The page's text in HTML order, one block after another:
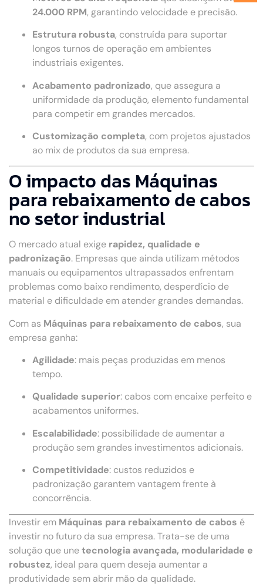
24.000 RPM, garantindo velocidade e precisão.
Estrutura robusta, construída para suportar
longos turnos de operação em ambientes
industriais exigentes.
Acabamento padronizado, que assegura a
uniformidade da produção, elemento fundamental
para competir em grandes mercados.
Customização completa, com projetos ajustados
ao mix de produtos da sua empresa.
O impacto das Máquinas
para rebaixamento de cabos
no setor industrial
O mercado atual exige rapidez, qualidade e
padronização. Empresas que ainda utilizam métodos
manuais ou equipamentos ultrapassados enfrentam
problemas como baixo rendimento, desperdício de
material e dificuldade em atender grandes demandas.
Com as Máquinas para rebaixamento de cabos, sua
empresa ganha:
Agilidade: mais peças produzidas em menos
tempo.
Qualidade superior: cabos com encaixe perfeito e
acabamentos uniformes.
Escalabilidade: possibilidade de aumentar a
produção sem grandes investimentos adicionais.
Competitividade: custos reduzidos e
padronização garantem vantagem frente à
concorrência.
Investir em Máquinas para rebaixamento de cabos é
investir no futuro da sua empresa. Trata-se de uma
solução que unetecnologia avançada, modularidade e
robustez, ideal para quem deseja aumentar a
produtividade sem abrir mão da qualidade.